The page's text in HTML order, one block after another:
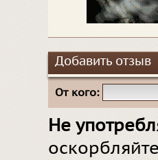
Добавить отзыв
От кого:
Не